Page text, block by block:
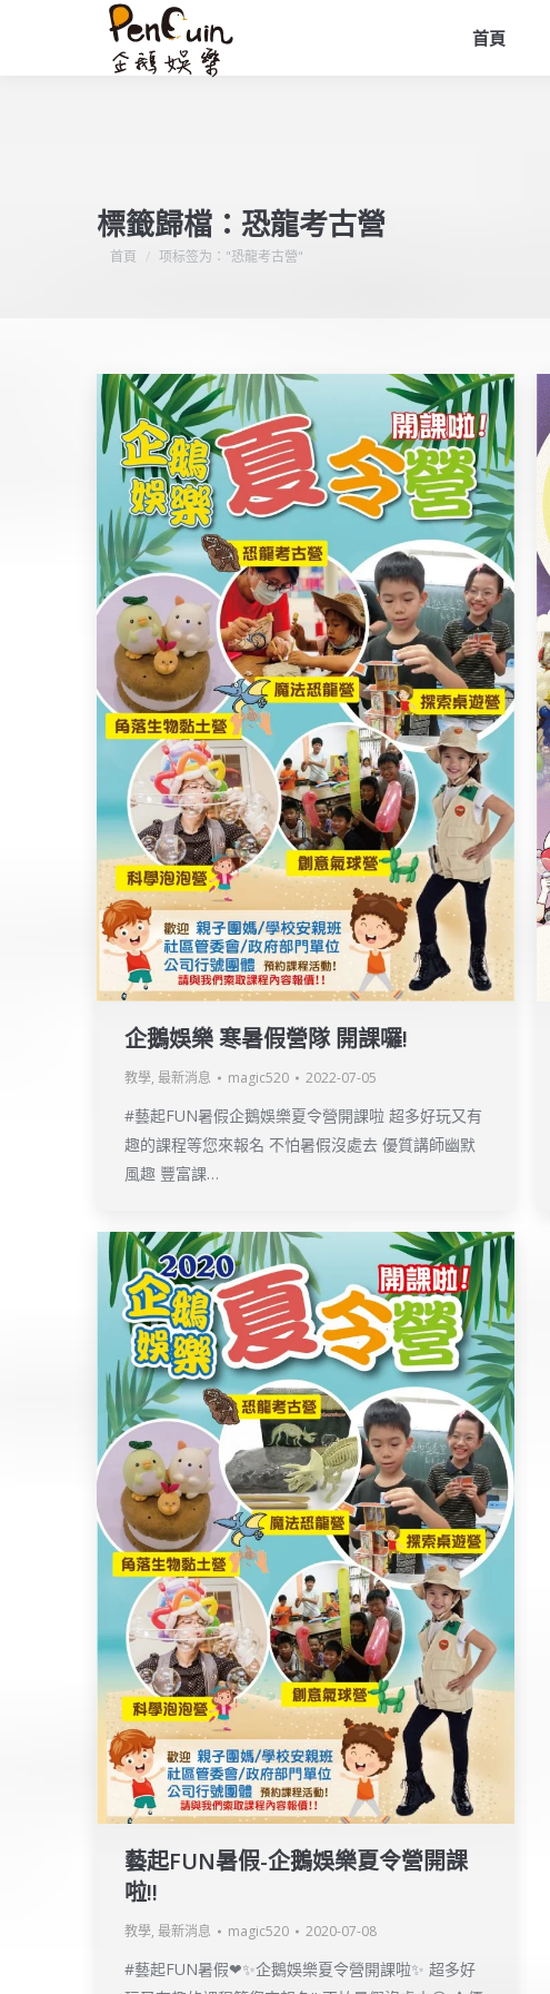
首頁
標籤歸檔： 恐龍考古營
您在這裡：
首頁 项标签为："恐龍考古營"
企鵝娛樂 寒暑假營隊 開課囉!
教學, 最新消息 magic520 2022-07-05
#藝起FUN暑假企鵝娛樂夏令營開課啦 超多好玩又有
趣的課程等您來報名 不怕暑假沒處去 優質講師幽默
風趣 豐富課…
藝起FUN暑假-企鵝娛樂夏令營開課
啦!!
教學, 最新消息 magic520 2020-07-08
#藝起FUN暑假❤✨企鵝娛樂夏令營開課啦✨ 超多好